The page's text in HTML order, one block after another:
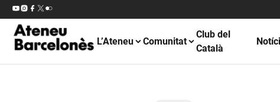
L’Ateneu Comunitat
Club del
Català